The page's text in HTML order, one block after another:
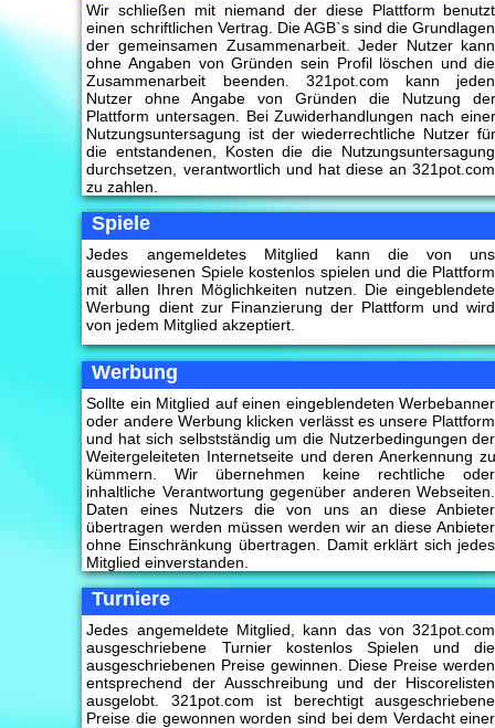
Wir schließen mit niemand der diese Plattform benutzt
einen schriftlichen Vertrag. Die AGB`s sind die Grundlagen
der gemeinsamen Zusammenarbeit. Jeder Nutzer kann
ohne Angaben von Gründen sein Profil löschen und die
Zusammenarbeit beenden. 321pot.com kann jeden
Nutzer ohne Angabe von Gründen die Nutzung der
Plattform untersagen. Bei Zuwiderhandlungen nach einer
Nutzungsuntersagung ist der wiederrechtliche Nutzer für
die entstandenen, Kosten die die Nutzungsuntersagung
durchsetzen, verantwortlich und hat diese an 321pot.com
zu zahlen.
Spiele
Jedes angemeldetes Mitglied kann die von uns
ausgewiesenen Spiele kostenlos spielen und die Plattform
mit allen Ihren Möglichkeiten nutzen. Die eingeblendete
Werbung dient zur Finanzierung der Plattform und wird
von jedem Mitglied akzeptiert.
Werbung
Sollte ein Mitglied auf einen eingeblendeten Werbebanner
oder andere Werbung klicken verlässt es unsere Plattform
und hat sich selbstständig um die Nutzerbedingungen der
Weitergeleiteten Internetseite und deren Anerkennung zu
kümmern. Wir übernehmen keine rechtliche oder
inhaltliche Verantwortung gegenüber anderen Webseiten.
Daten eines Nutzers die von uns an diese Anbieter
übertragen werden müssen werden wir an diese Anbieter
ohne Einschränkung übertragen. Damit erklärt sich jedes
Mitglied einverstanden.
Turniere
Jedes angemeldete Mitglied, kann das von 321pot.com
ausgeschriebene Turnier kostenlos Spielen und die
ausgeschriebenen Preise gewinnen. Diese Preise werden
entsprechend der Ausschreibung und der Hiscorelisten
ausgelobt. 321pot.com ist berechtigt ausgeschriebene
Preise die gewonnen worden sind bei dem Verdacht einer